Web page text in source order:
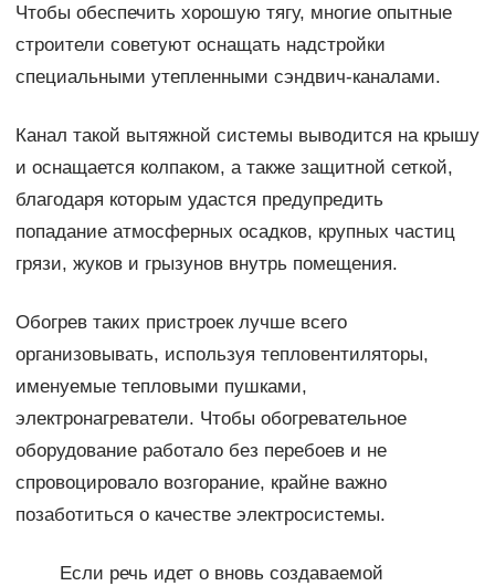
Чтобы обеспечить хорошую тягу, многие опытные
строители советуют оснащать надстройки
специальными утепленными сэндвич-каналами.
Канал такой вытяжной системы выводится на крышу
и оснащается колпаком, а также защитной сеткой,
благодаря которым удастся предупредить
попадание атмосферных осадков, крупных частиц
грязи, жуков и грызунов внутрь помещения.
Обогрев таких пристроек лучше всего
организовывать, используя тепловентиляторы,
именуемые тепловыми пушками,
электронагреватели. Чтобы обогревательное
оборудование работало без перебоев и не
спровоцировало возгорание, крайне важно
позаботиться о качестве электросистемы.
Если речь идет о вновь создаваемой